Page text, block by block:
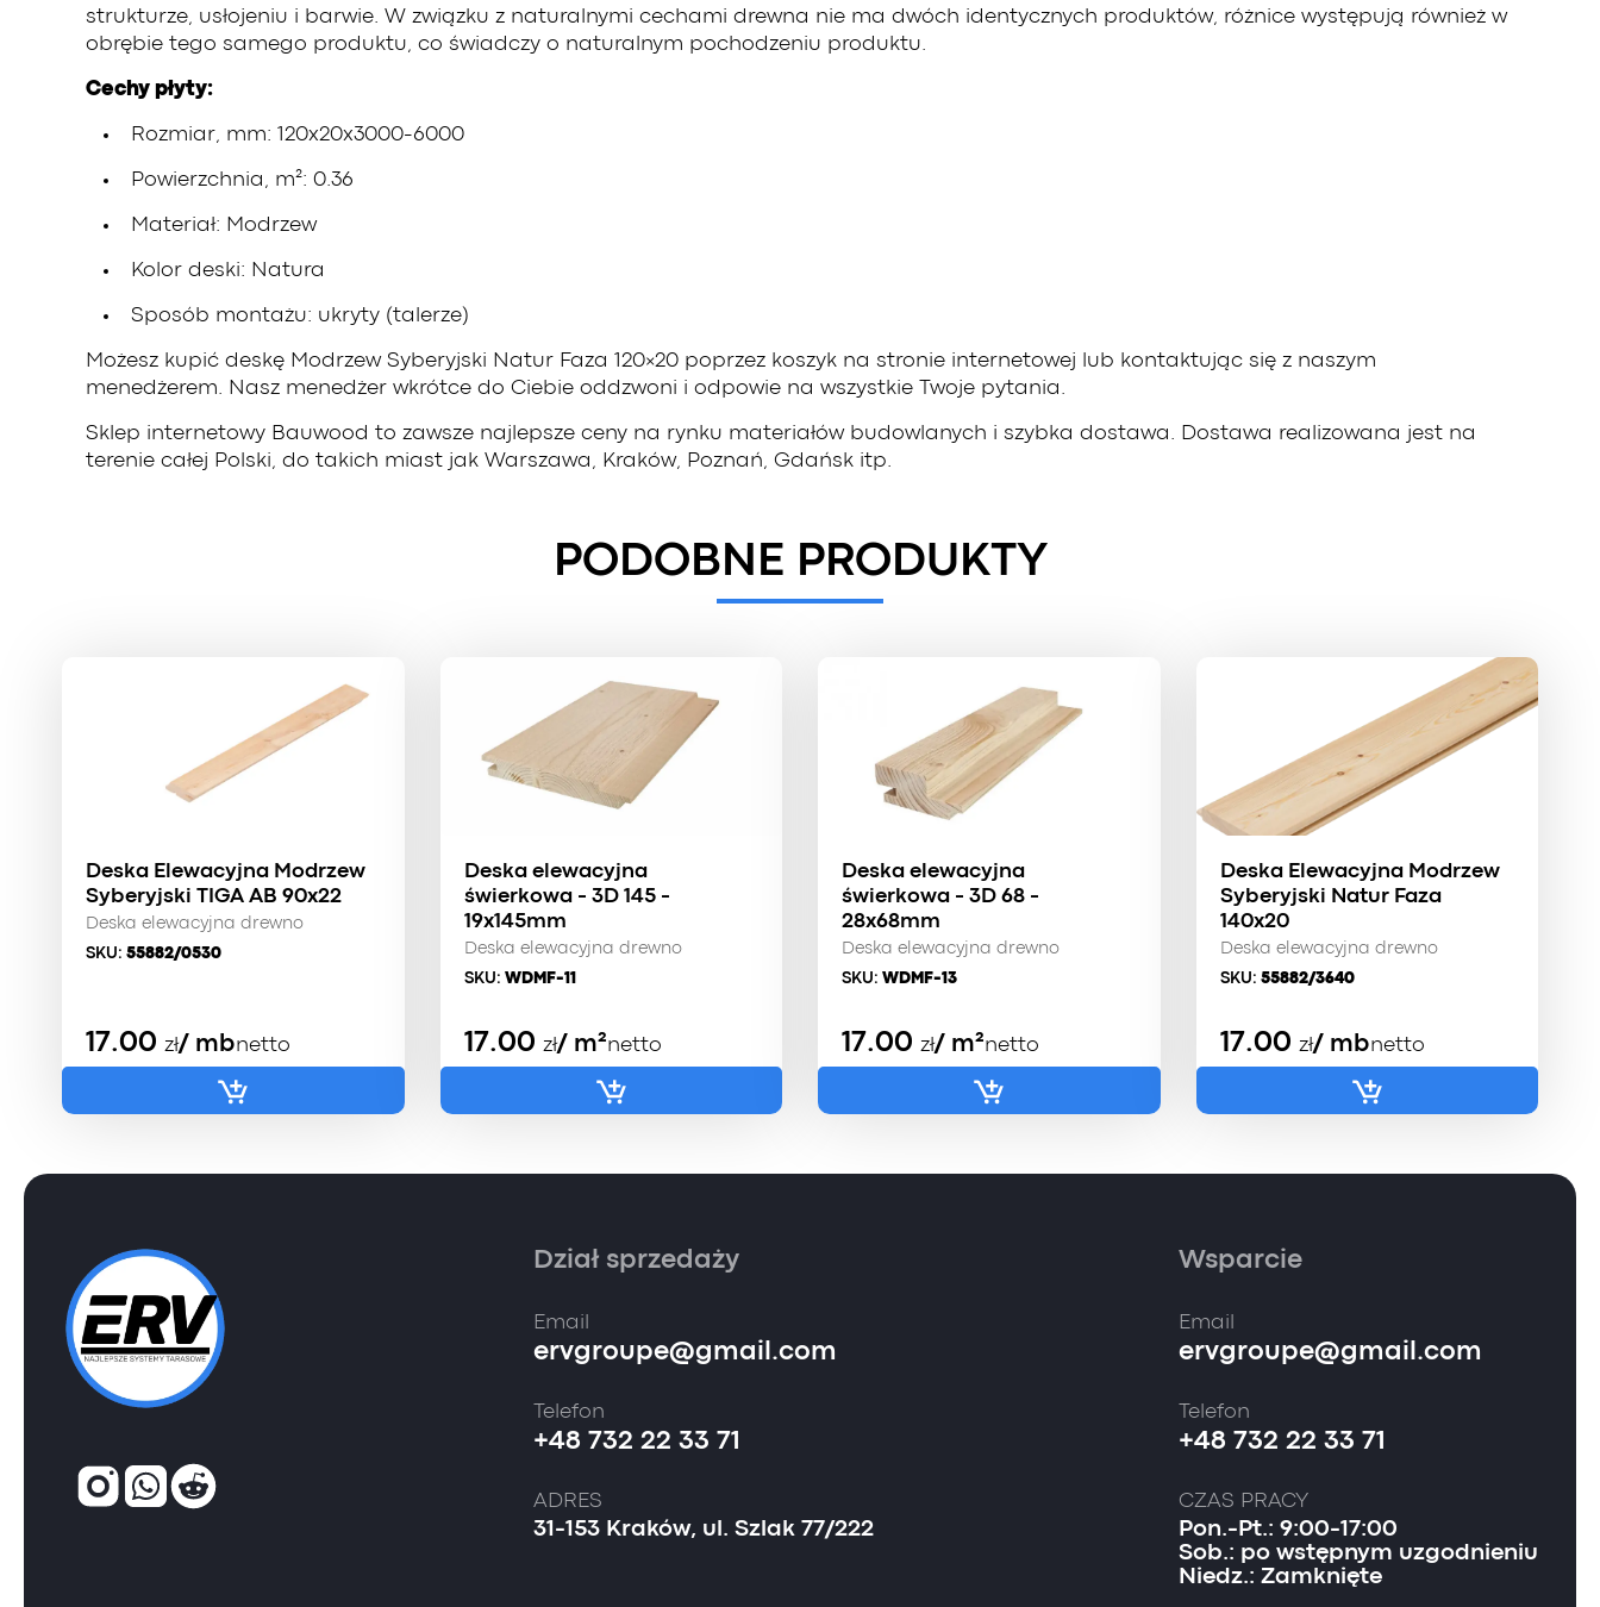
strukturze, usłojeniu i barwie. W związku z naturalnymi cechami drewna nie ma dwóch identycznych produktów, różnice występują również w
obrębie tego samego produktu, co świadczy o naturalnym pochodzeniu produktu.
Cechy płyty:
Rozmiar, mm: 120x20x3000-6000
Powierzchnia, m²: 0.36
Materiał: Modrzew
Kolor deski: Natura
Sposób montażu: ukryty (talerze)
Możesz kupić deskę Modrzew Syberyjski Natur Faza 120×20 poprzez koszyk na stronie internetowej lub kontaktując się z naszym
menedżerem. Nasz menedżer wkrótce do Ciebie oddzwoni i odpowie na wszystkie Twoje pytania.
Sklep internetowy Bauwood to zawsze najlepsze ceny na rynku materiałów budowlanych i szybka dostawa. Dostawa realizowana jest na
terenie całej Polski, do takich miast jak Warszawa, Kraków, Poznań, Gdańsk itp.
PODOBNE PRODUKTY
Deska Elewacyjna Modrzew
Syberyjski TIGA AB 90x22
Deska elewacyjna drewno
SKU: 55882/0530
17.00 zł/ mbnetto
Deska elewacyjna
świerkowa - 3D 145 -
19x145mm
Deska elewacyjna drewno
SKU: WDMF-11
17.00 zł/ m²netto
Deska elewacyjna
świerkowa - 3D 68 -
28x68mm
Deska elewacyjna drewno
SKU: WDMF-13
17.00 zł/ m²netto
Deska Elewacyjna Modrzew
Syberyjski Natur Faza
140x20
Deska elewacyjna drewno
SKU: 55882/3640
17.00 zł/ mbnetto
Dział sprzedaży
Email
ervgroupe@gmail.com
Telefon
+48 732 22 33 71
ADRES
31-153 Kraków, ul. Szlak 77/222
Wsparcie
Email
ervgroupe@gmail.com
Telefon
+48 732 22 33 71
CZAS PRACY
Pon.-Pt.: 9:00-17:00
Sob.: po wstępnym uzgodnieniu
Niedz.: Zamknięte